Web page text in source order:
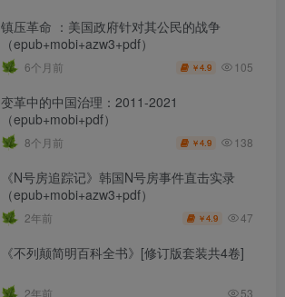
镇压革命 ：美国政府针对其公民的战争
（epub+mobi+azw3+pdf）
6个月前 ￥4.9 105
变革中的中国治理：2011-2021
（epub+mobi+pdf）
8个月前 ￥4.9 138
《N号房追踪记》韩国N号房事件直击实录
（epub+mobi+azw3+pdf）
2年前 ￥4.9 47
《不列颠简明百科全书》[修订版套装共4卷]
2年前 53